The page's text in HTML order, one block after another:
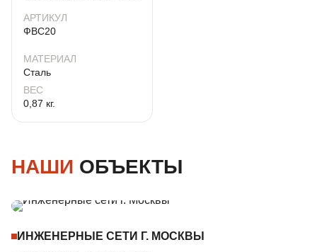
АРТИКУЛ
ФВС20
МАТЕРИАЛ
Сталь
ВЕС
0,87 кг.
НАШИ ОБЪЕКТЫ
ИНЖЕНЕРНЫЕ СЕТИ Г. МОСКВЫ